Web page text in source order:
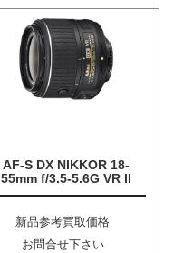
AF-S DX NIKKOR 18-
55mm f/3.5-5.6G VR II
新品参考買取価格
お問合せ下さい